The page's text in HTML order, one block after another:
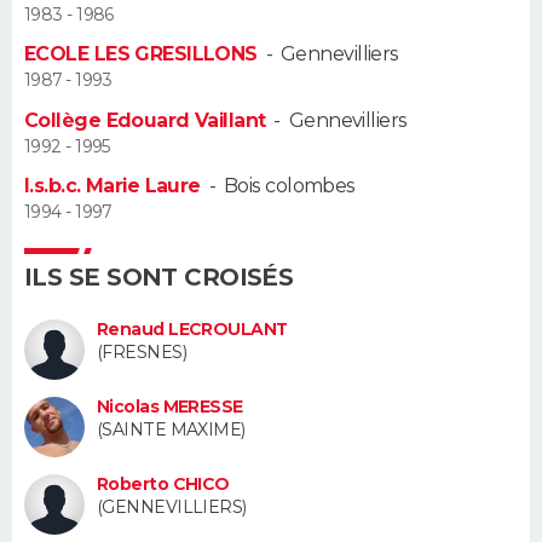
Alimentation
Guide de la santé
Maladies
Médicaments
Sommeil
VOYAGE
PHOTO
CARTE DE VOEUX
Carte de Noël
Carte Bonne année
Carte Saint-Valentin
Carte Pâques
Carte d'anniversaire
DICTIONNAIRE
Dictionnaire
Biographies
Citations
Expressions
Proverbes
PROGRAMME TV
COPAINS D'AVANT
S'inscrire
Se connecter
Lycées
Collèges
Primaires
Universités
Entreprises
Service militaire
Avis de recherche
AVIS DE DÉCÈS
1983 - 1986
ECOLE LES GRESILLONS -Gennevilliers
1987 - 1993
Collège Edouard Vaillant- Gennevilliers
1992 - 1995
I.s.b.c. Marie Laure - Bois colombes
1994 - 1997
ILS SE SONT CROISÉS
Renaud LECROULANT
(FRESNES)
Nicolas MERESSE
(SAINTE MAXIME)
Roberto CHICO
(GENNEVILLIERS)